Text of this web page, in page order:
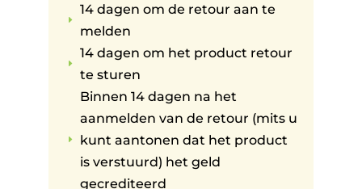
E
14 dagen om de retour aan te
melden
E
14 dagen om het product retour
te sturen
E
Binnen 14 dagen na het
aanmelden van de retour (mits u
kunt aantonen dat het product
is verstuurd) het geld
gecrediteerd